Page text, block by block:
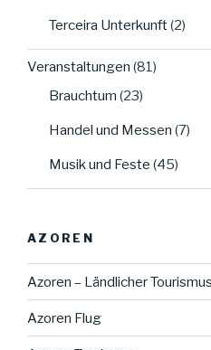
Terceira Unterkunft(2)
Veranstaltungen (81)
Brauchtum (23)
Handel und Messen (7)
Musik und Feste (45)
AZOREN
Azoren – Ländlicher Tourismus
Azoren Flug